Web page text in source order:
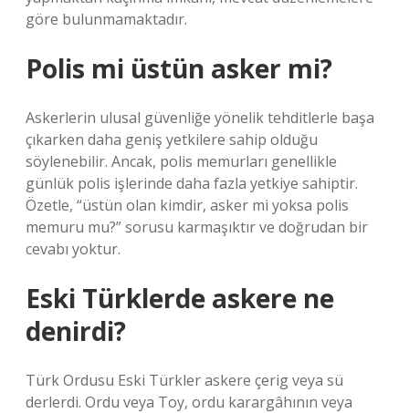
göre bulunmamaktadır.
Polis mi üstün asker mi?
Askerlerin ulusal güvenliğe yönelik tehditlerle başa
çıkarken daha geniş yetkilere sahip olduğu
söylenebilir. Ancak, polis memurları genellikle
günlük polis işlerinde daha fazla yetkiye sahiptir.
Özetle, “üstün olan kimdir, asker mi yoksa polis
memuru mu?” sorusu karmaşıktır ve doğrudan bir
cevabı yoktur.
Eski Türklerde askere ne
denirdi?
Türk Ordusu Eski Türkler askere çerig veya sü
derlerdi. Ordu veya Toy, ordu karargâhının veya